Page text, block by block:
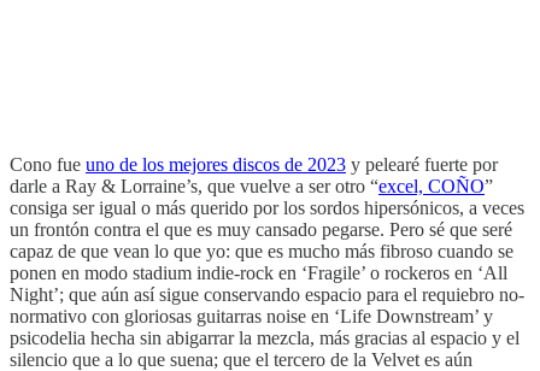
Cono fue uno de los mejores discos de 2023 y pelearé fuerte por
darle a Ray & Lorraine’s, que vuelve a ser otro “excel, COÑO”
consiga ser igual o más querido por los sordos hipersónicos, a veces
un frontón contra el que es muy cansado pegarse. Pero sé que seré
capaz de que vean lo que yo: que es mucho más fibroso cuando se
ponen en modo stadium indie-rock en ‘Fragile’ o rockeros en ‘All
Night’; que aún así sigue conservando espacio para el requiebro no-
normativo con gloriosas guitarras noise en ‘Life Downstream’ y
psicodelia hecha sin abigarrar la mezcla, más gracias al espacio y el
silencio que a lo que suena; que el tercero de la Velvet es aún